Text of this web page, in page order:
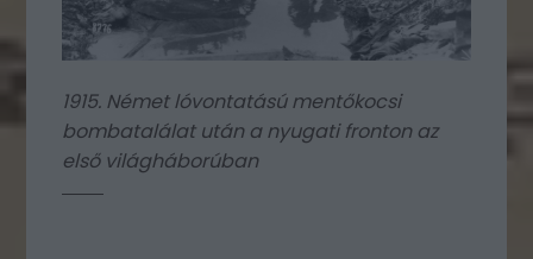
1915. Német lóvontatású mentőkocsi
bombatalálat után a nyugati fronton az
első világháborúban